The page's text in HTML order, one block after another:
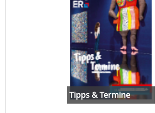
Tipps & Termine